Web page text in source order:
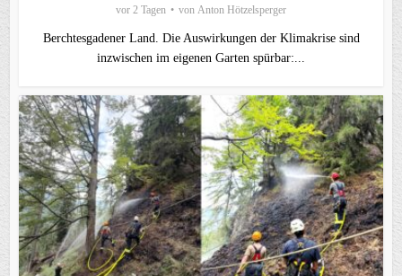
vor 2 Tagen von Anton Hötzelsperger
Berchtesgadener Land. Die Auswirkungen der Klimakrise sind
inzwischen im eigenen Garten spürbar:...